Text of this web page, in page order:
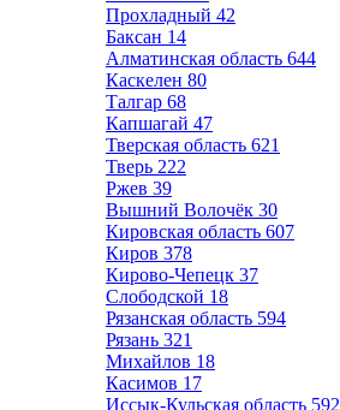
Прохладный 42
Баксан 14
Алматинская область 644
Каскелен 80
Талгар 68
Капшагай 47
Тверская область 621
Тверь 222
Ржев 39
Вышний Волочёк 30
Кировская область 607
Киров 378
Кирово-Чепецк 37
Слободской 18
Рязанская область 594
Рязань 321
Михайлов 18
Касимов 17
Иссык-Кульская область 592